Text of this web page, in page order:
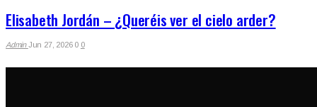
Elisabeth Jordán – ¿Queréis ver el cielo arder?
AdminJun 27, 2026 0 0